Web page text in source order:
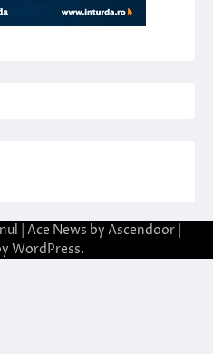
| Ace News by Ascendoor
WordPress.